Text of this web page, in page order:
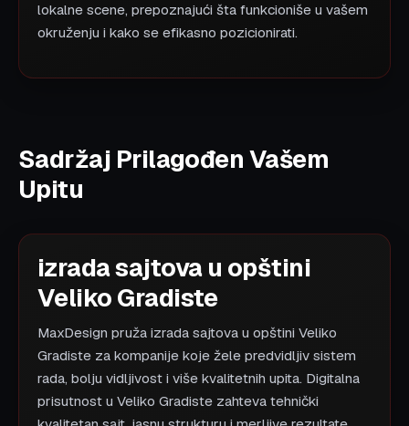
lokalne scene, prepoznajući šta funkcioniše u vašem
okruženju i kako se efikasno pozicionirati.
Sadržaj Prilagođen Vašem
Upitu
izrada sajtova u opštini
Veliko Gradiste
MaxDesign pruža izrada sajtova u opštini Veliko
Gradiste za kompanije koje žele predvidljiv sistem
rada, bolju vidljivost i više kvalitetnih upita. Digitalna
prisutnost u Veliko Gradiste zahteva tehnički